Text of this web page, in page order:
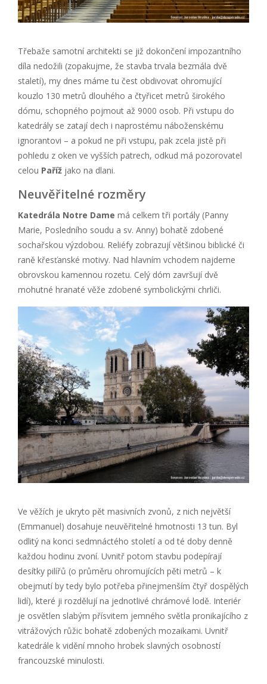
Třebaže samotní architekti se již dokončení impozantního
díla nedožili (zopakujme, že stavba trvala bezmála dvě
staletí), my dnes máme tu čest obdivovat ohromující
kouzlo 130 metrů dlouhého a čtyřicet metrů širokého
dómu, schopného pojmout až 9000 osob. Při vstupu do
katedrály se zatají dech i naprostému náboženskému
ignorantovi – a pokud ne při vstupu, pak zcela jistě při
pohledu z oken ve vyšších patrech, odkud má pozorovatel
celou Paříž jako na dlani.
Neuvěřitelné rozměry
Katedrála Notre Dame má celkem tři portály (Panny
Marie, Posledního soudu a sv. Anny) bohatě zdobené
sochařskou výzdobou. Reliéfy zobrazují většinou biblické či
raně křesťanské motivy. Nad hlavním vchodem najdeme
obrovskou kamennou rozetu. Celý dóm završují dvě
mohutné hranaté věže zdobené symbolickými chrliči.
Ve věžích je ukryto pět masivních zvonů, z nich největší
(Emmanuel) dosahuje neuvěřitelné hmotnosti 13 tun. Byl
odlitý na konci sedmnáctého století a od té doby denně
každou hodinu zvoní. Uvnitř potom stavbu podepírají
desítky pilířů (o průměru ohromujících pěti metrů – k
obejmutí by tedy bylo potřeba přinejmenším čtyř dospělých
lidí), které ji rozdělují na jednotlivé chrámové lodě. Interiér
je osvětlen slabým přísvitem jemného světla pronikajícího z
vitrážových růžic bohatě zdobených mozaikami. Uvnitř
katedrále k vidění mnoho hrobek slavných osobností
francouzské minulosti.